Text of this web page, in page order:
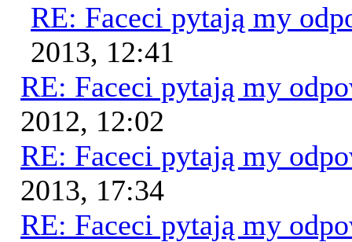
RE: Faceci pytają my
2013, 12:41
RE: Faceci pytają my
2012, 12:02
RE: Faceci pytają my
2013, 17:34
RE: Faceci pytają my